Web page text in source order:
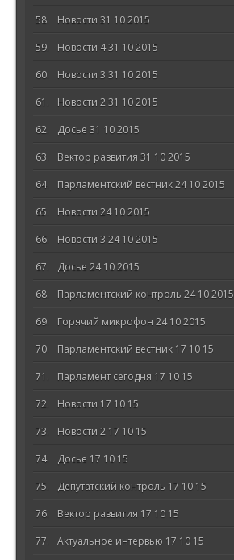
Новости 31 10 2015
Новости 4 31 10 2015
Новости 3 31 10 2015
Новости 2 31 10 2015
Досье 31 10 2015
Вектор развития 31 10 2015
Парламентский вестник 24 10 2015
Новости 24 10 2015
Новости 3 24 10 2015
Досье 24 10 2015
Парламентский контроль 24 10 2015
Горячий микрофон 24 10 2015
Парламентский вестник 17 10 15
Парламент сегодня 17 10 15
Новости 17 10 15
Новости 2 17 10 15
Досье 17 10 15
Депутатский контроль 17 10 15
Вектор развития 17 10 15
Актуальное интервью 17 10 15